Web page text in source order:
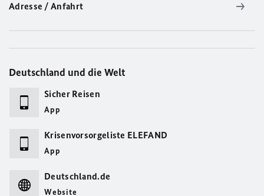
Adresse / Anfahrt
Deutschland und die Welt
Sicher Reisen
App
Krisenvorsorgeliste ELEFAND
App
Deutschland.de
Website